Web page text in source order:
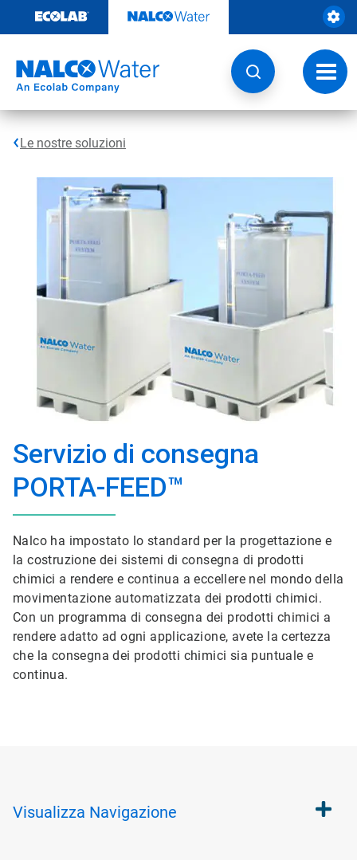
contenuto
Le nostre soluzioni
Servizio di consegna
PORTA-FEED™
Nalco ha impostato lo standard per la progettazione e
la costruzione dei sistemi di consegna di prodotti
chimici a rendere e continua a eccellere nel mondo della
movimentazione automatizzata dei prodotti chimici.
Con un programma di consegna dei prodotti chimici a
rendere adatto ad ogni applicazione, avete la certezza
che la consegna dei prodotti chimici sia puntuale e
continua.
Visualizza Navigazione